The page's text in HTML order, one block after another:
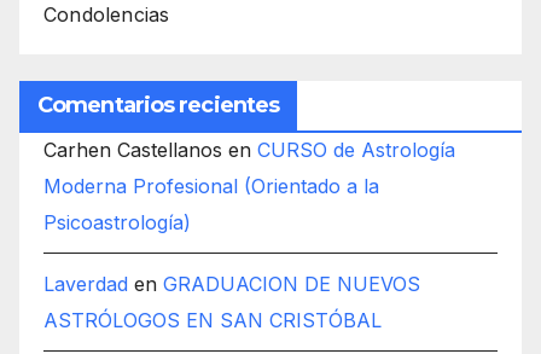
Condolencias
Comentarios recientes
Carhen Castellanos en CURSO de Astrología
Moderna Profesional (Orientado a la
Psicoastrología)
Laverdad en GRADUACION DE NUEVOS
ASTRÓLOGOS EN SAN CRISTÓBAL